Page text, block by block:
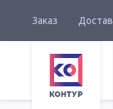
Заказ